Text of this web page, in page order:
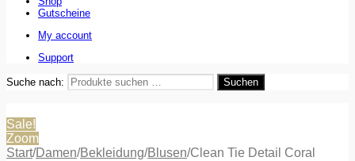
Gutscheine
My account
Support
Suche nach: Suchen
Sale!
Zoom
Start/Damen/Bekleidung/Blusen/Clean Tie Detail Coral